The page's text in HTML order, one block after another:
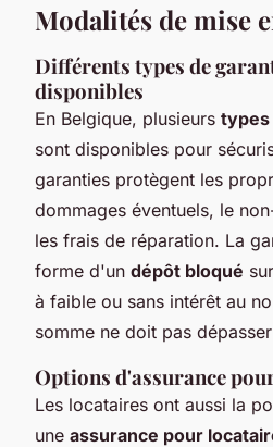
Modalités de mise
Différents types de
disponibles
En Belgique, plusieurs types
sont disponibles pour
garanties protègent les
dommages éventuels, le
les frais de réparation. La
forme d'un dépôt bloqué
à faible ou sans intérêt au
somme ne doit pas
Options d'assurance
Les locataires ont aussi la
une assurance pour